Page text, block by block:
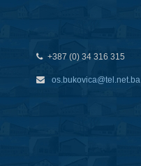
+387 (0) 34 316 315
os.bukovica@tel.net.ba